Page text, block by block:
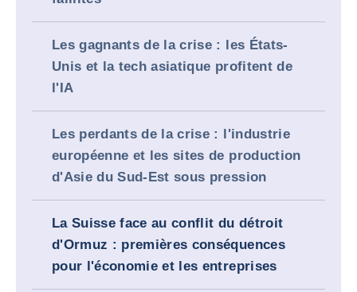
Les gagnants de la crise : les États-
Unis et la tech asiatique profitent de
l'IA
Les perdants de la crise : l'industrie
européenne et les sites de production
d'Asie du Sud-Est sous pression
La Suisse face au conflit du détroit
d'Ormuz : premières conséquences
pour l'économie et les entreprises